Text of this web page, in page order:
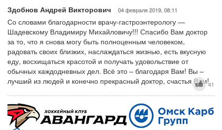
Здобнов Андрей Викторович 04 февраля 2019, 08:11
Со словами благодарности врачу-гастроэнтерологу —
Шадевскому Владимиру Михайловичу!!! Спасибо Вам доктор
за то, что я снова могу быть полноценным человеком,
радовать своих близких, наслаждаться жизнью, есть вкусную
еду, восхищаться красотой и получать удовольствие от
обычных каждодневных дел. Всё это – благодаря Вам! Вы –
лучший из людей и конечно прекрасный доктор, счастья Вам!41